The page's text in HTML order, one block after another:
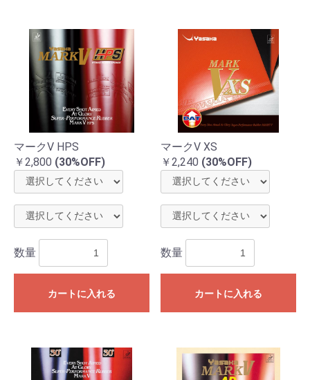
マークV HPS
￥2,800 (30%OFF)
数量
カートに入れる
マークV XS
￥2,240 (30%OFF)
数量
カートに入れる